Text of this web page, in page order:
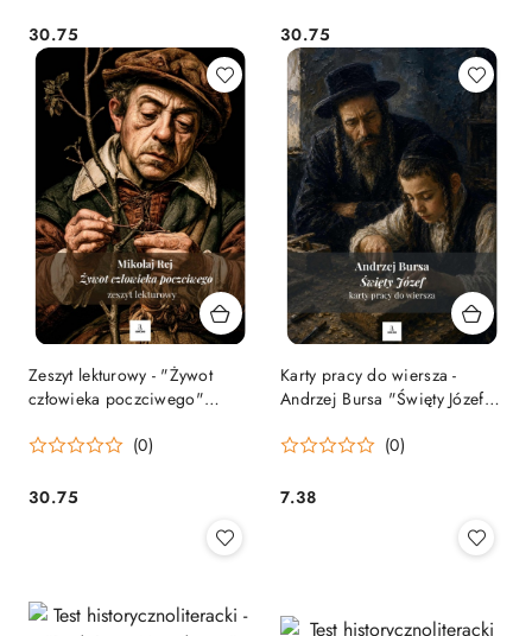
Cena:
30.75 Cena:
30.75
Zeszyt lekturowy - "Żywot
człowieka poczciwego"
(0)
Cena:
30.75
Karty pracy do wiersza -
Andrzej Bursa "Święty Józef"
(0)
Cena:
7.38